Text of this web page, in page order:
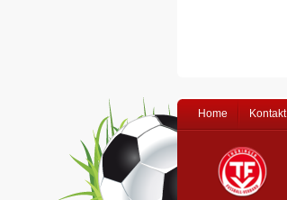
Home Kontakt